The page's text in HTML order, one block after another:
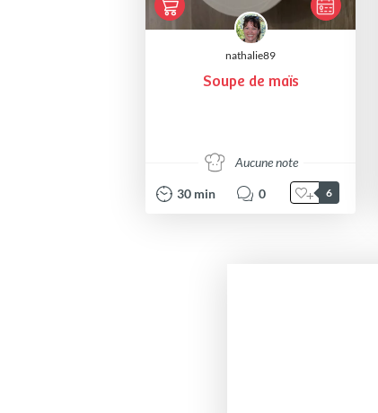
nathalie89
Soupe de maïs
Aucune note
30 min 0 6